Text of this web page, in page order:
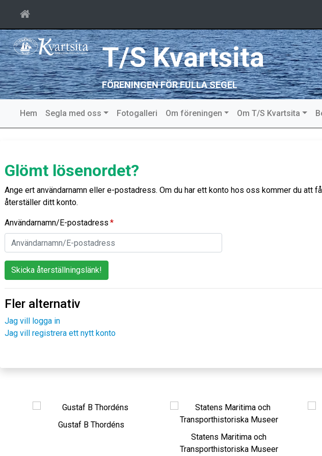
T/S Kvartsita
FÖRENINGEN FÖR FULLA SEGEL
Hem Segla med oss Fotogalleri Om föreningen Om T/S Kvartsita
Glömt lösenordet?
Ange ert användarnamn eller e-postadress. Om du har ett konto hos oss kommer du att
återställer ditt konto.
Användarnamn/E-postadress
Skicka återställningslänk!
Fler alternativ
Jag vill logga in
Jag vill registrera ett nytt konto
Gustaf B Thordéns
Statens Maritima och
Transporthistoriska Museer